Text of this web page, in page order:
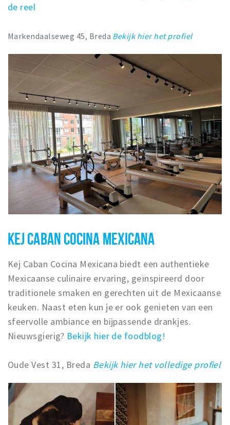
de reel
Markendaalseweg 45, Breda Bekijk hier het profiel
KEJ CABAN COCINA MEXICANA
Kej Caban Cocina Mexicana biedt een authentieke
Mexicaanse culinaire ervaring, geïnspireerd door
traditionele smaken en gerechten uit de Mexicaanse
keuken. Naast eten kun je er ook genieten van een
sfeervolle ambiance en bijpassende drankjes.
Nieuwsgierig? Bekijk hier de foodblog!
Oude Vest 31, Breda Bekijk hier het volledige profiel